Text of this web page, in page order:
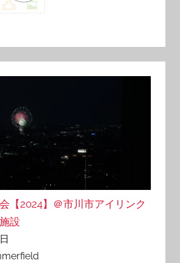
【2024】＠市川市アイリンク
設